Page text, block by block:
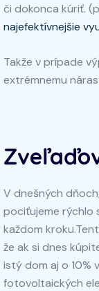
či dokonca kúriť.
najefektívnejšie
Takže v prípade
extrémnemu
V dnešných
pociťujeme rýchlo
každom
že ak si dnes
istý dom aj o 10%
fotovoltaických